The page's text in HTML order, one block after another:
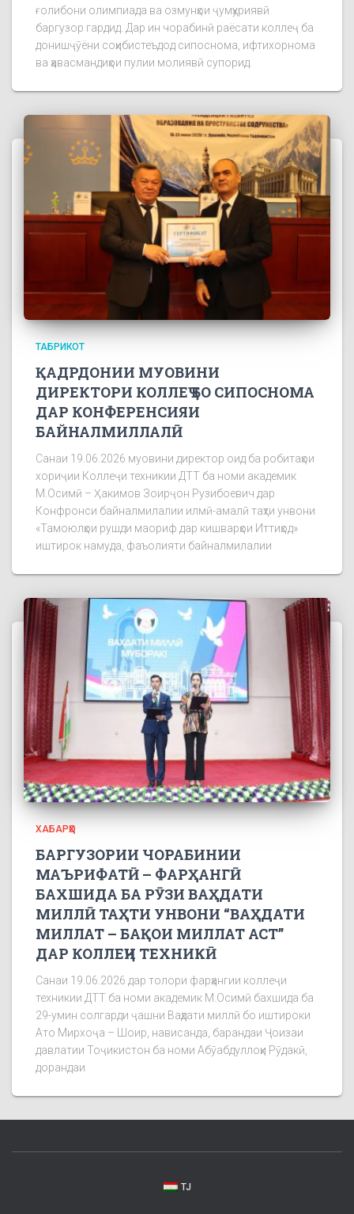
ғолибони олимпиада ва озмунҳои ҷумҳуриявӣ
баргузор гардид. Дар ин чорабинӣ раёсати коллеҷ ба
донишҷӯёни соҳибистеъдод сипоснома, ифтихорнома
ва ҳавасмандиҳои пулии молиявӣ супорид.
ТАБРИКОТ
ҚАДРДОНИИ МУОВИНИ
ДИРЕКТОРИ КОЛЛЕҶ БО СИПОСНОМА
ДАР КОНФЕРЕНСИЯИ
БАЙНАЛМИЛЛАЛӢ
Санаи 19.06.2026 муовини директор оид ба робитаҳои
хориҷии Коллеҷи техникии ДТТ ба номи академик
М.Осимӣ – Ҳакимов Зоирҷон Рузибоевич дар
Конфронси байналмилалии илмӣ-амалӣ таҳти унвони
«Тамоюлҳои рушди маориф дар кишварҳои Иттиҳод»
иштирок намуда, фаъолияти байналмилалии
ХАБАРҲО
БАРГУЗОРИИ ЧОРАБИНИИ
МАЪРИФАТӢ – ФАРҲАНГӢ
БАХШИДА БА РӮЗИ ВАҲДАТИ
МИЛЛӢ ТАҲТИ УНВОНИ “ВАҲДАТИ
МИЛЛАТ – БАҚОИ МИЛЛАТ АСТ”
ДАР КОЛЛЕҶИ ТЕХНИКӢ
Санаи 19.06.2026 дар толори фарҳангии коллеҷи
техникии ДТТ ба номи академик М.Осимӣ бахшида ба
29-умин солгарди ҷашни Ваҳдати миллӣ бо иштироки
Ато Мирхоҷа – Шоир, нависанда, барандаи Ҷоизаи
давлатии Тоҷикистон ба номи Абӯабдуллоҳи Рӯдакӣ,
дорандаи
TJ